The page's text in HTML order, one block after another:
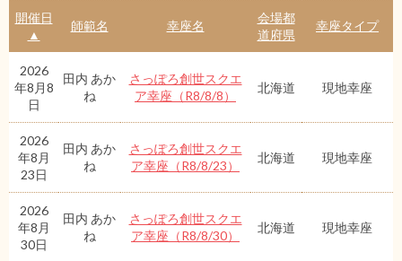
開催日
▲
師範名 幸座名
会場都
道府県
幸座タイプ
2026
年8月8
日
田内 あか
ね
さっぽろ創世スクエ
ア幸座（R8/8/8）
北海道 現地幸座
2026
年8月
23日
田内 あか
ね
さっぽろ創世スクエ
ア幸座（R8/8/23）
北海道 現地幸座
2026
年8月
30日
田内 あか
ね
さっぽろ創世スクエ
ア幸座（R8/8/30）
北海道 現地幸座